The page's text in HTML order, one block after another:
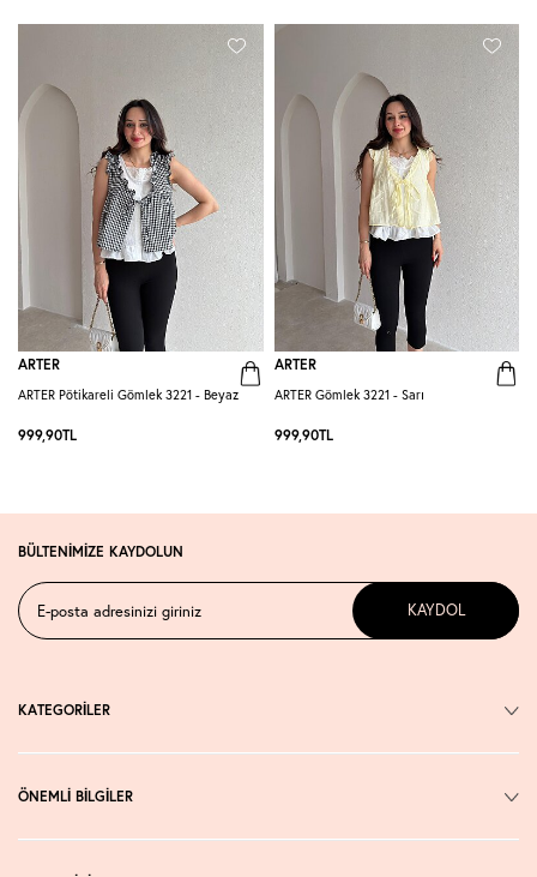
ARTER
ARTER Pötikareli Gömlek 3221 - Beyaz
999,90TL
ARTER
ARTER Gömlek 3221 - Sarı
999,90TL
BÜLTENİMİZE KAYDOLUN
KAYDOL
KATEGORİLER
ÖNEMLİ BİLGİLER